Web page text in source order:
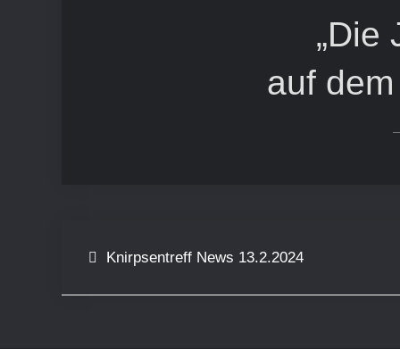
„Die
auf
Beitragsnavigation
Knirpsentreff News 13.2.2024